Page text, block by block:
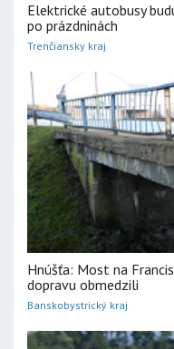
Elektrické autobusy
po prázdninách
Trenčiansky kraj
Hnúšťa: Most na
dopravu obmedzili
Banskobystrický kraj